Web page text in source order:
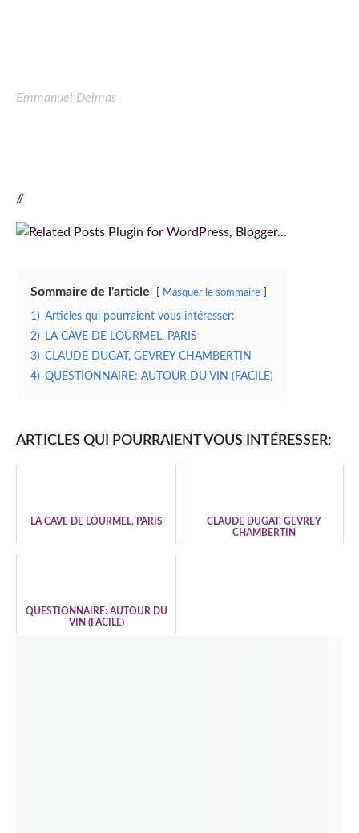
Emmanuel Delmas
//
Sommaire de l'article Masquer le sommaire
1) Articles qui pourraient vous intéresser:
2)
LA CAVE DE LOURMEL, PARIS
3) CLAUDE DUGAT, GEVREY CHAMBERTIN
4) QUESTIONNAIRE: AUTOUR DU VIN (FACILE)
ARTICLES QUI POURRAIENT VOUS INTÉRESSER:
LA CAVE DE LOURMEL, PARIS
CLAUDE DUGAT, GEVREY
CHAMBERTIN
QUESTIONNAIRE: AUTOUR DU
VIN (FACILE)